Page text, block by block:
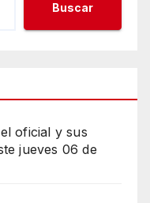
Buscar
oficial y sus
jueves 06 de